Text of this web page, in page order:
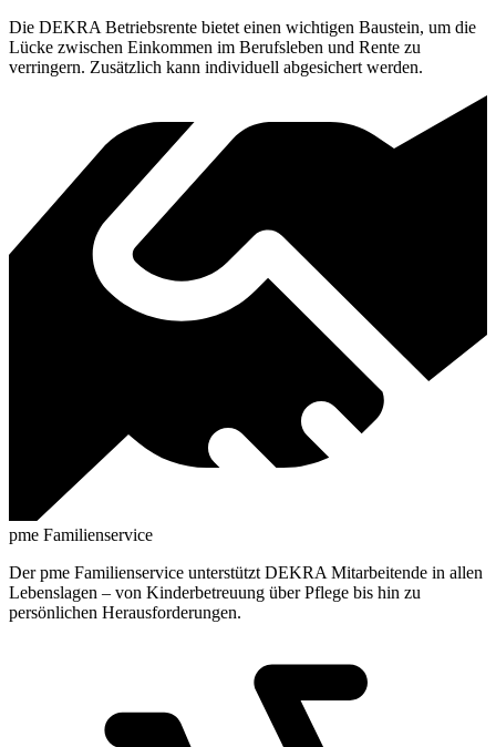
Die DEKRA Betriebsrente bietet einen wichtigen Baustein, um die
Lücke zwischen Einkommen im Berufsleben und Rente zu
verringern. Zusätzlich kann individuell abgesichert werden.
pme Familienservice
Der pme Familienservice unterstützt DEKRA Mitarbeitende in allen
Lebenslagen – von Kinderbetreuung über Pflege bis hin zu
persönlichen Herausforderungen.